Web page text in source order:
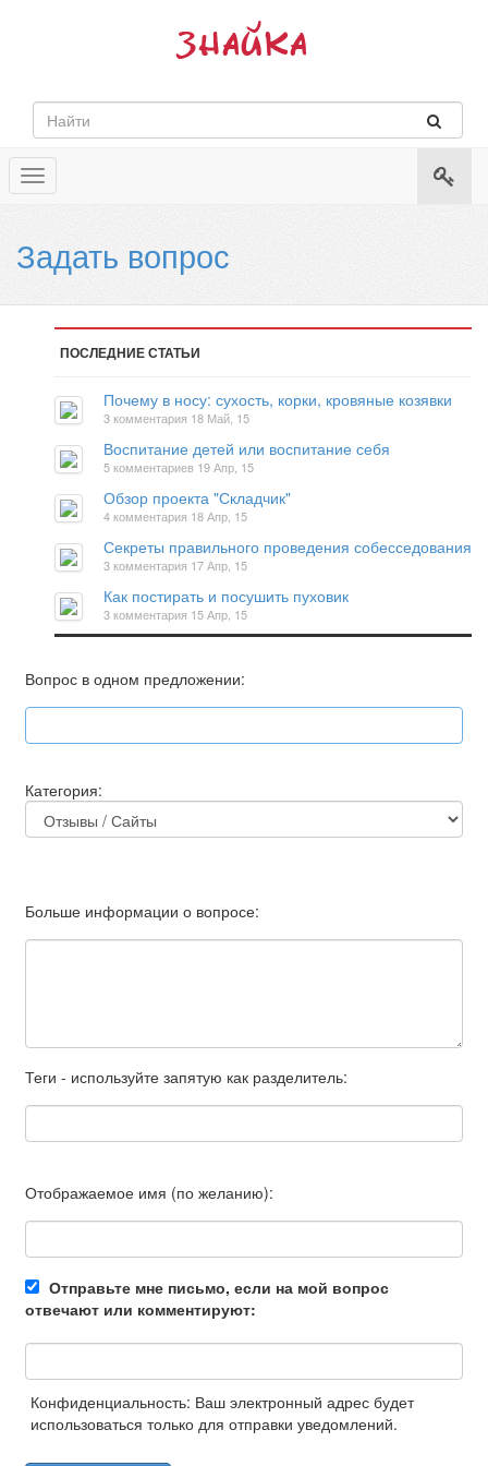
Toggle
navigation
Задать вопрос
ПОСЛЕДНИЕ СТАТЬИ
Почему в носу: сухость, корки, кровяные козявки
3 комментария 18 Май, 15
Воспитание детей или воспитание себя
5 комментариев 19 Апр, 15
Обзор проекта "Складчик"
4 комментария 18 Апр, 15
Секреты правильного проведения собесседования
3 комментария 17 Апр, 15
Как постирать и посушить пуховик
3 комментария 15 Апр, 15
Вопрос в одном предложении:
Категория:
Больше информации о вопросе:
Теги - используйте запятую как разделитель:
Отображаемое имя (по желанию):
Отправьте мне письмо, если на мой вопрос
отвечают или комментируют:
Конфиденциальность: Ваш электронный адрес будет
использоваться только для отправки уведомлений.